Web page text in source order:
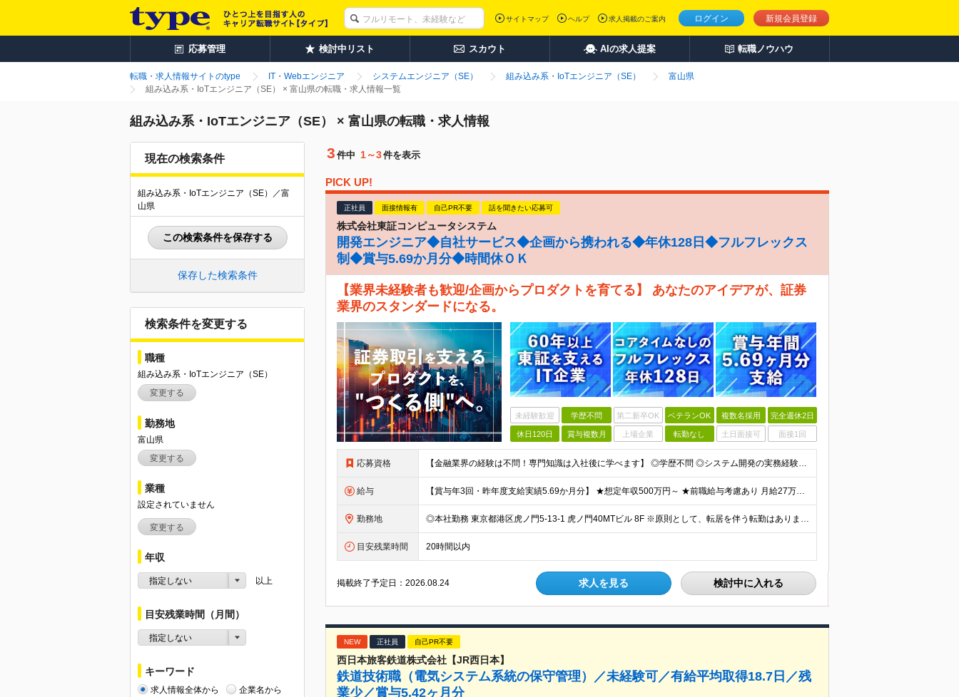
ログイン 新規会員登録
サイトマップ ヘルプ 求人掲載のご案内
応募管理 検討中リスト スカウト AIの求人提案 転職ノウハウ
転職・求人情報サイトのtype IT・Webエンジニア システムエンジニア（SE） 組み込み系・IoTエンジニア（SE）
富山県
組み込み系・IoTエンジニア（SE） × 富山県の転職・求人情報一覧
組み込み系・IoTエンジニア（SE） × 富山県の転職・求人情報
現在の検索条件
組み込み系・IoTエンジニア（SE）／富
山県
この検索条件を保存する
保存した検索条件
検索条件を変更する
職種
組み込み系・IoTエンジニア（SE）
変更する
勤務地
富山県
変更する
業種
設定されていません
変更する
年収
指定しない 以上
目安残業時間（月間）
指定しない
キーワード
求人情報全体から 企業名から
3 件中 1～3件を表示
PICK UP!
正社員 面接情報有 自己PR不要 話を聞きたい応募可
株式会社東証コンピュータシステム
開発エンジニア◆自社サービス◆企画から携われる◆年休128日◆フルフレックス
制◆賞与5.69か月分◆時間休ＯＫ
【業界未経験者も歓迎/企画からプロダクトを育てる】 あなたのアイデアが、証券
業界のスタンダードになる。
未経験歓迎 学歴不問 第二新卒OK ベテランOK 複数名採用 完全週休2日
休日120日 賞与複数月 上場企業 転勤なし 土日面接可 面接1回
応募資格 【金融業界の経験は不問！専門知識は入社後に学べます】 ◎学歴不問 ◎システム開発の実務経験をお持ちの方 └3年以上・Java、C#いずれかの使用経験をお持ちの方を想定しております 【以下のような方は
給与 【賞与年3回・昨年度支給実績5.69か月分】 ★想定年収500万円～ ★前職給与考慮あり 月給27万円～59万円 +残業代全額支給(1分単位、監督職以下) +人事評価による賞与年2回（4月/10月）
勤務地 ◎本社勤務 東京都港区虎ノ門5-13-1 虎ノ門40MTビル 8F ※原則として、転居を伴う転勤はありません ※(変更の範囲)上記を除く当社関連勤務地
目安残業時間 20時間以内
掲載終了予定日：2026.08.24 求人を見る 検討中に入れる
NEW 正社員 自己PR不要
西日本旅客鉄道株式会社【JR西日本】
鉄道技術職（電気システム系統の保守管理）／未経験可／有給平均取得18.7日／残
業少／賞与5.42ヶ月分